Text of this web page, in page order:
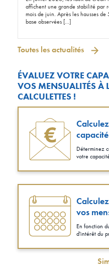
affichent une grande stabilité par
mois de juin. Après les hausses de
base observées […]
Toutes les actualités
ÉVALUEZ VOTRE
VOS MENSUALITÉS À
CALCULETTES !
Déterminez
votre
Calculez
vos
En fonction
d'intérêt du